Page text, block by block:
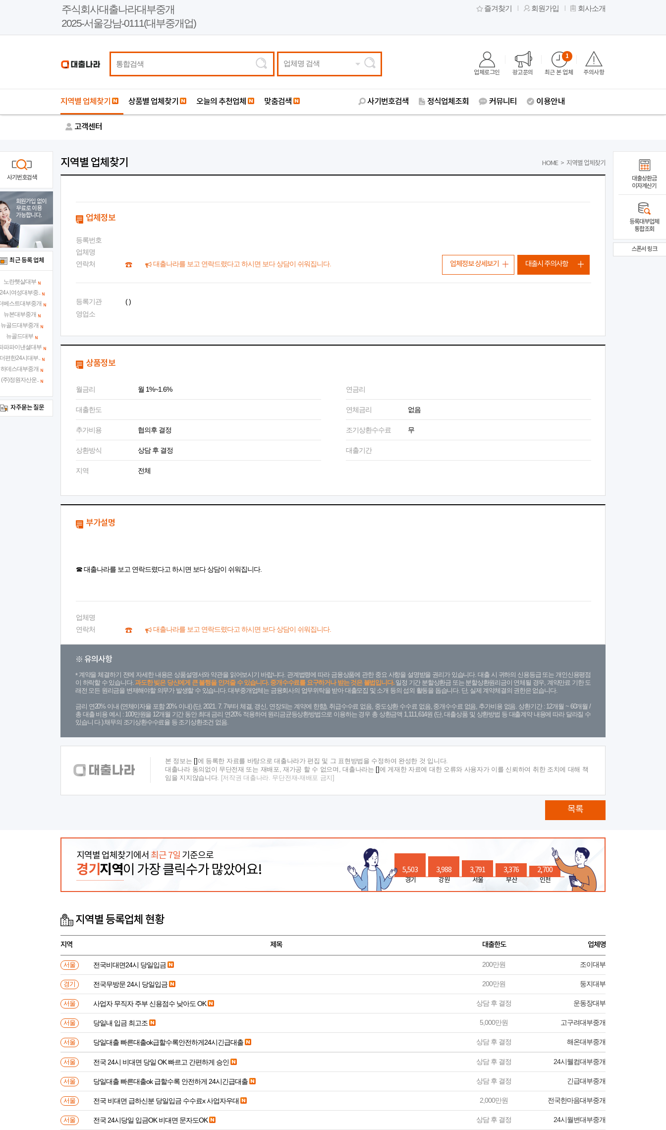
주식회사대출나라대부중개
2025-서울강남-0111(대부중개업)
즐겨찾기 회원가입 회사소개
업체명 검색
업체로그인 광고문의 최근 본 업체
1
주의사항
지역별 업체찾기 상품별 업체찾기 오늘의 추천업체 맞춤검색 사기번호검색 정식업체조회 커뮤니티 이용안내
고객센터
지역별 업체찾기 HOME > 지역별 업체찾기
업체정보
등록번호
업체명
연락처
대출나라를 보고 연락드렸다고 하시면 보다 상담이 쉬워집니다.
등록기관
( )
영업소
업체정보 상세보기 대출시 주의사항
상품정보
월금리 월 1%~1.6% 연금리
대출한도 연체금리 없음
추가비용 협의후 결정 조기상환수수료 무
상환방식 상담 후 결정 대출기간
지역 전체
부가설명
☎ 대출나라를 보고 연락드렸다고 하시면 보다 상담이 쉬워집니다.
업체명
연락처
대출나라를 보고 연락드렸다고 하시면 보다 상담이 쉬워집니다.
※ 유의사항
계약을 체결하기 전에 자세한 내용은 상품설명서와 약관을 읽어보시기 바랍니다. 관계법령에 따라 금융상품에 관한 중요 사항을 설명받을 권리가 있습니다. 대출 시 귀하의 신용등급 또는 개인신용평점
이 하락할 수 있습니다.과도한 빚은 당신에게 큰 불행을 안겨줄 수 있습니다. 중개수수료를 요구하거나 받는 것은 불법입니다.일정 기간 분할상환금 또는 분할상환원리금이 연체될 경우, 계약만료 기한 도
래전 모든 원리금을 변제해야할 의무가 발생할 수 있습니다. 대부중개업체는 금융회사의 업무위탁을 받아 대출모집 및 소개 등의 섭외 활동을 돕습니다. 단, 실제 계약체결의 권한은 없습니다.
금리 연20% 이내 (연체이자율 포함 20% 이내) (단, 2021. 7. 7부터 체결, 갱신, 연장되는 계약에 한함), 취급수수료 없음, 중도상환 수수료 없음, 중개수수료 없음, 추가비용 없음. 상환기간 : 12개월 ~ 60개월 /
총 대출 비용 예시 : 100만원을 12개월 기간 동안 최대 금리 연20% 적용하여 원리금균등상환방법으로 이용하는 경우 총 상환금액 1,111,614원 (단, 대출상품 및 상환방법 등 대출계약 내용에 따라 달라질 수
있습니 다.) 채무의 조기상환수수료율 등 조기상환조건 없음.
본 정보는
에 등록한 자료를 바탕으로 대출나라가 편집 및 그 표현방법을 수정하여 완성한 것 입니다.
대출나라 동의없이 무단전재 또는 재배포, 재가공 할 수 없으며, 대출나라는
에 게재한 자료에 대한 오류와 사용자가 이를 신뢰하여 취한 조치에 대해 책
임을 지지않습니다.
[저작권 대출나라. 무단전재-재배포 금지]
목록
지역별 업체찾기에서 최근 7일 기준으로
경기 지역이 가장 클릭수가 많았어요! 5,503
경기
3,988
강원
3,791
서울
3,376
부산
2,700
인천
지역별 등록업체 현황
지역 제목 대출한도 업체명
서울 전국비대면24시 당일입금 200만원 조이대부
경기 전국무방문 24시 당일입금 200만원 둥지대부
서울 사업자 무직자 주부 신용점수 낮아도 OK 상담 후 결정 운동장대부
서울 당일내 입금 최고조 5,000만원 고구려대부중개
서울 당일대출 빠른대출ok급할수록안전하게24시긴급대출 상담 후 결정 해온대부중개
서울 전국 24시 비대면 당일 OK 빠르고 간편하게 승인 상담 후 결정 24시웰컴대부중개
서울 당일대출 빠른대출ok 급할수록 안전하게 24시긴급대출 상담 후 결정 긴급대부중개
서울 전국 비대면 급하신분 당일입금 수수료x 사업자우대 2,000만원 전국한마음대부중개
서울 전국 24시당일 입금OK 비대면 문자도OK 상담 후 결정 24시월변대부중개
사기번호검색
회원가입 없이
무료로 이용
가능합니다.
최근 등록 업체
노란햇살대부
시여성대부중..
베스트대부중개
뉴본대부중개
뉴골드대부중개
뉴골드대부
파파이낸셜대부
편한24시대부..
하데스대부중개
(주)정원자산운..
자주묻는 질문
대출상환금
이자계산기
등록대부업체
통합조회
스폰서 링크